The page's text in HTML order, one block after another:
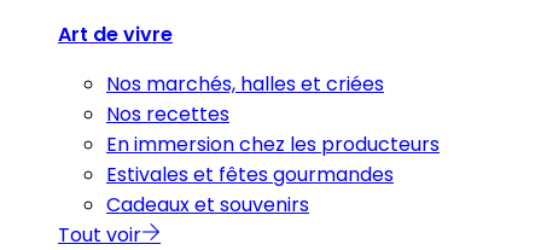
Art de vivre
Nos marchés, halles et criées
Nos recettes
En immersion chez les producteurs
Estivales et fêtes gourmandes
Cadeaux et souvenirs
Tout voir